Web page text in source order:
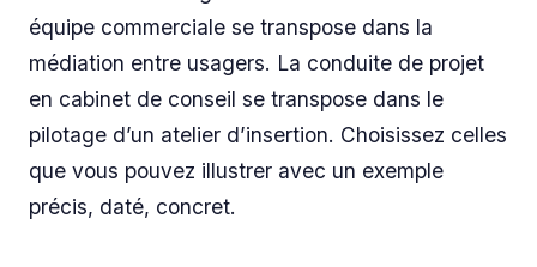
équipe commerciale se transpose dans la
médiation entre usagers. La conduite de projet
en cabinet de conseil se transpose dans le
pilotage d’un atelier d’insertion. Choisissez celles
que vous pouvez illustrer avec un exemple
précis, daté, concret.